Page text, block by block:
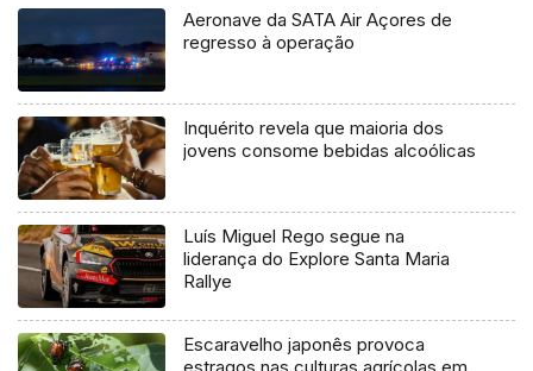
Aeronave da SATA Air Açores de
regresso à operação
Inquérito revela que maioria dos
jovens consome bebidas alcoólicas
Luís Miguel Rego segue na
liderança do Explore Santa Maria
Rallye
Escaravelho japonês provoca